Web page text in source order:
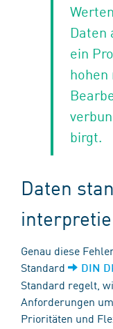
Daten
ein
birgt.
Daten
Genau diese
Standard
DIN
Standard regelt,
Anforderungen
Prioritäten und